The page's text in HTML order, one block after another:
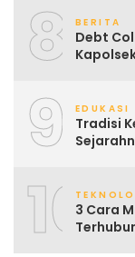
8 BERITA
Debt
9 EDUKASI
Tradisi
103 Cara